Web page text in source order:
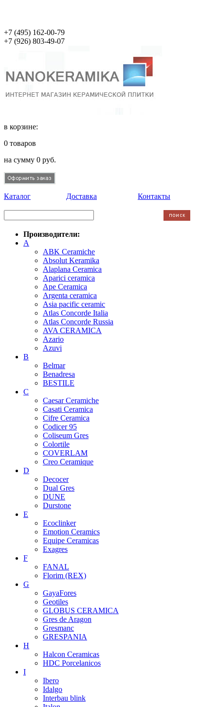
+7 (495) 162-00-79
+7 (926) 803-49-07
в корзине:
0 товаров
на сумму 0 руб.
Каталог Доставка Контакты
Производители:
A
ABK Ceramiche
Absolut Keramika
Alaplana Ceramica
Aparici ceramica
Ape Ceramica
Argenta ceramica
Asia pacific ceramic
Atlas Concorde Italia
Atlas Concorde Russia
AVA CERAMICA
Azario
Azuvi
B
Belmar
Benadresa
BESTILE
C
Caesar Ceramiche
Casati Ceramica
Cifre Ceramica
Codicer 95
Coliseum Gres
Colortile
COVERLAM
Creo Ceramique
D
Decocer
Dual Gres
DUNE
Durstone
E
Ecoclinker
Emotion Ceramics
Equipe Ceramicas
Exagres
F
FANAL
Florim (REX)
G
GayaFores
Geotiles
GLOBUS CERAMICA
Gres de Aragon
Gresmanc
GRESPANIA
H
Halcon Ceramicas
HDC Porcelanicos
I
Ibero
Idalgo
Interbau blink